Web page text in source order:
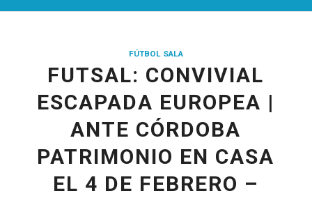
FÚTBOL SALA
FUTSAL: CONVIVIAL
ESCAPADA EUROPEA |
ANTE CÓRDOBA
PATRIMONIO EN CASA
EL 4 DE FEBRERO –